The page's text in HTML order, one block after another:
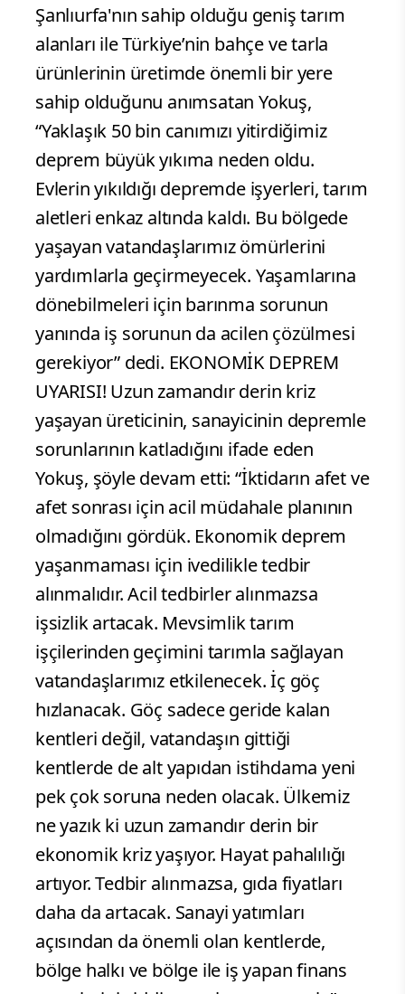
Şanlıurfa'nın sahip olduğu geniş tarım
alanları ile Türkiye’nin bahçe ve tarla
ürünlerinin üretimde önemli bir yere
sahip olduğunu anımsatan Yokuş,
“Yaklaşık 50 bin canımızı yitirdiğimiz
deprem büyük yıkıma neden oldu.
Evlerin yıkıldığı depremde işyerleri, tarım
aletleri enkaz altında kaldı. Bu bölgede
yaşayan vatandaşlarımız ömürlerini
yardımlarla geçirmeyecek. Yaşamlarına
dönebilmeleri için barınma sorunun
yanında iş sorunun da acilen çözülmesi
gerekiyor” dedi. EKONOMİK DEPREM
UYARISI! Uzun zamandır derin kriz
yaşayan üreticinin, sanayicinin depremle
sorunlarının katladığını ifade eden
Yokuş, şöyle devam etti: “İktidarın afet ve
afet sonrası için acil müdahale planının
olmadığını gördük. Ekonomik deprem
yaşanmaması için ivedilikle tedbir
alınmalıdır. Acil tedbirler alınmazsa
işsizlik artacak. Mevsimlik tarım
işçilerinden geçimini tarımla sağlayan
vatandaşlarımız etkilenecek. İç göç
hızlanacak. Göç sadece geride kalan
kentleri değil, vatandaşın gittiği
kentlerde de alt yapıdan istihdama yeni
pek çok soruna neden olacak. Ülkemiz
ne yazık ki uzun zamandır derin bir
ekonomik kriz yaşıyor. Hayat pahalılığı
artıyor. Tedbir alınmazsa, gıda fiyatları
daha da artacak. Sanayi yatımları
açısından da önemli olan kentlerde,
bölge halkı ve bölge ile iş yapan finans